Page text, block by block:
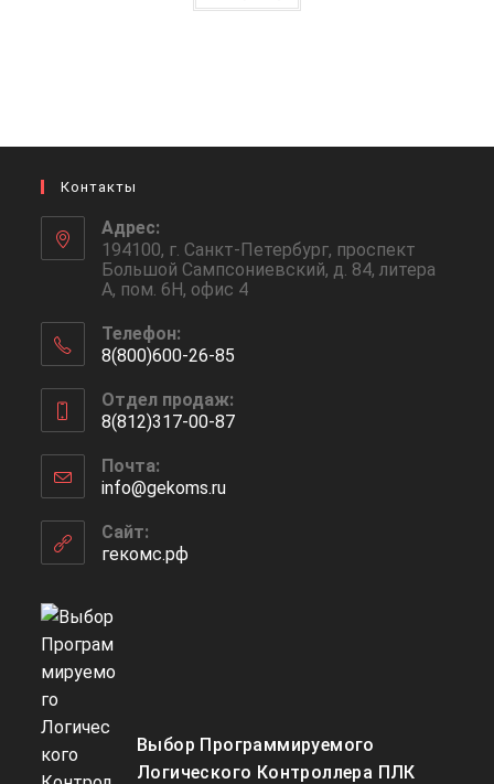
Контакты
Адрес:
194100, г. Санкт-Петербург, проспект
Большой Сампсониевский, д. 84, литера
А, пом. 6Н, офис 4
Телефон:
8(800)600-26-85
в
вашем
приложении
Отдел продаж:
8(812)317-00-87
в
вашем
приложении
Почта:
info@gekoms.ruОткроется
Сайт:
гекомс.рф
Выбор Программируемого
Логического Контроллера ПЛК